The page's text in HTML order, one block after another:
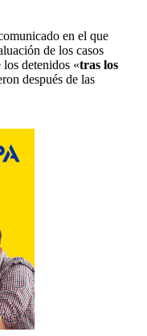
en el que
de los casos
detenidos «tras los
después de las